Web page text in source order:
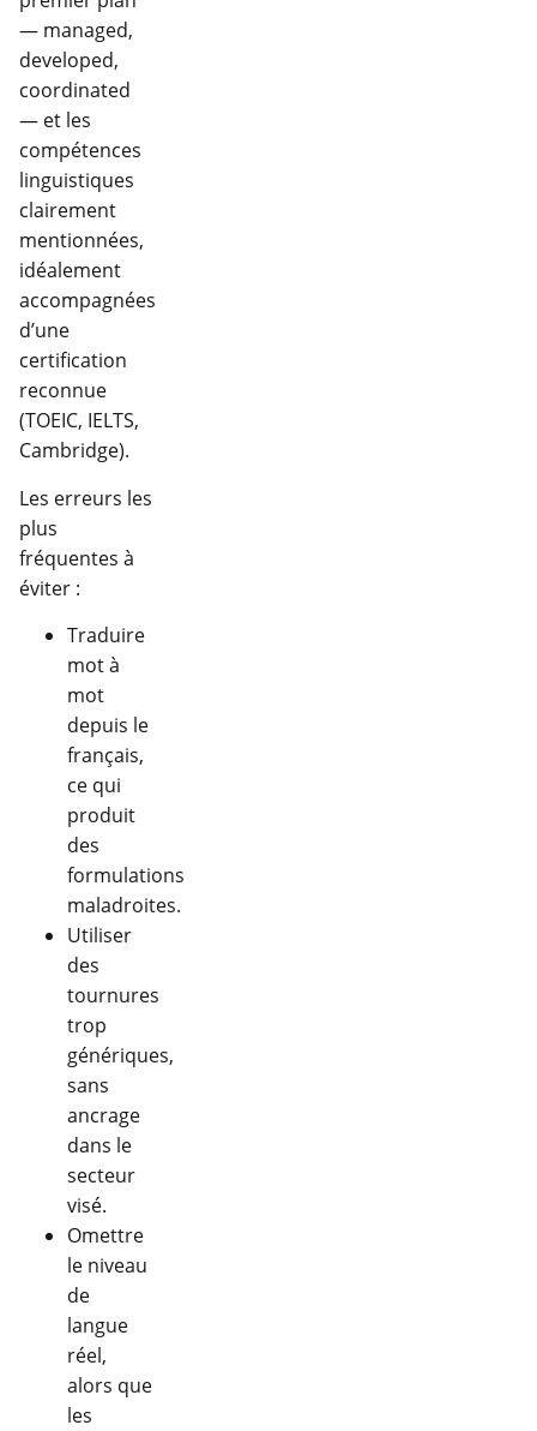
— managed,
developed,
coordinated
— et les
compétences
linguistiques
clairement
mentionnées,
idéalement
accompagnées
d’une
certification
reconnue
(TOEIC, IELTS,
Cambridge).
Les erreurs les
plus
fréquentes à
éviter :
Traduire
mot à
mot
depuis le
français,
ce qui
produit
des
formulations
maladroites.
Utiliser
des
tournures
trop
génériques,
sans
ancrage
dans le
secteur
visé.
Omettre
le niveau
de
langue
réel,
alors que
les